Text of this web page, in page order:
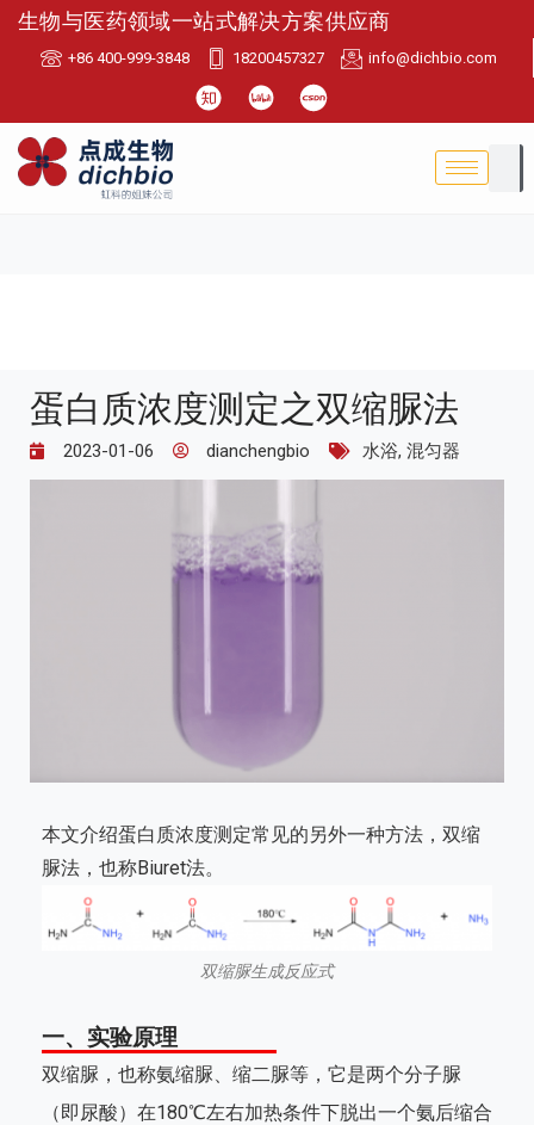
生物与医药领域一站式解决方案供应商
+86 400-999-3848 18200457327 info@dichbio.com
蛋白质浓度测定之双缩脲法
2023-01-06 dianchengbio 水浴, 混匀器
本文介绍蛋白质浓度测定常见的另外一种方法，双缩
脲法，也称Biuret法。
双缩脲生成反应式
一、实验原理
双缩脲，也称氨缩脲、缩二脲等，它是两个分子脲
（即尿酸）在180℃左右加热条件下脱出一个氨后缩合